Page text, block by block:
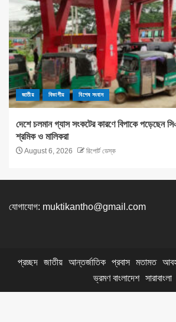
জাতীয় বিভাগীয় বিশেষ সংবাদ
দেশে চলমান গ্যাস সংকটের কারণে বিপাকে পড়েছেন
শ্রমিক ও মালিকরা
August 6, 2026 রিপোর্ট ডেস্ক
যোগাযোগ: muktikantho@gmail.com
প্রচ্ছদ জাতীয় আন্তর্জাতিক প্রবাস মতামত
ভ্রমণ বাংলাদেশ
সারাবাংলা